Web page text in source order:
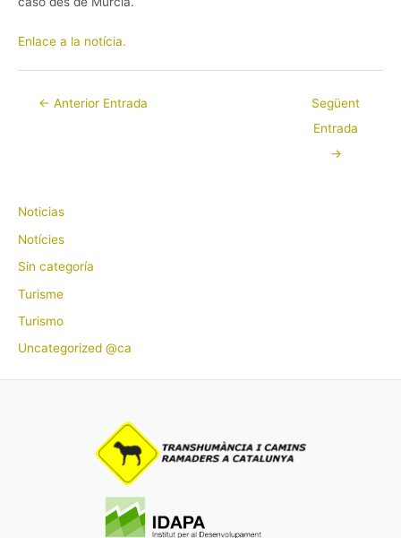
Enlace a la notícia.
← Anterior Entrada
Següent
Entrada
→
Noticias
Notícies
Sin categoría
Turisme
Turismo
Uncategorized @ca